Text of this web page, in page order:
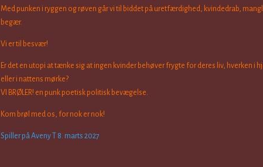
Med punken i ryggen og røven går vi til biddet på uretfærdighed, kvindedrab,
begær.
Vi er til besvær!
Er det en utopi at tænke sig at ingen kvinder behøver frygte for deres liv, hverken i
eller i nattens mørke?
VI BRØLER! en punk poetisk politisk bevægelse.
Kom brøl med os, for nok er nok!
Spiller på Aveny T 8. marts 2027